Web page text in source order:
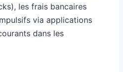
les frais bancaires
via applications
dans les